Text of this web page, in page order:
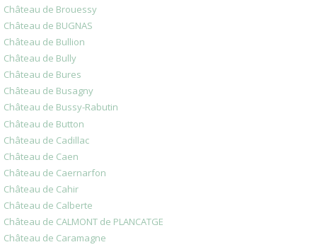
Château de Brouessy
Château de BUGNAS
Château de Bullion
Château de Bully
Château de Bures
Château de Busagny
Château de Bussy-Rabutin
Château de Button
Château de Cadillac
Château de Caen
Château de Caernarfon
Château de Cahir
Château de Calberte
Château de CALMONT de PLANCATGE
Château de Caramagne